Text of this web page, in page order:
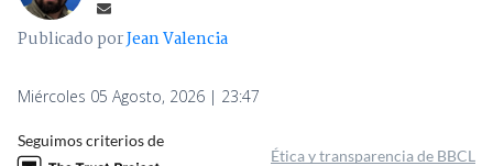
Publicado porJean Valencia
Miércoles 05 Agosto, 2026 | 23:47
Seguimos criterios de
Ética y transparencia de BBCL